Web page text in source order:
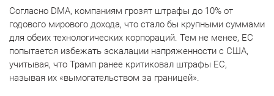
Согласно DMA, компаниям грозят штрафы до 10% от
годового мирового дохода, что стало бы крупными суммами
для обеих технологических корпораций. Тем не менее, ЕС
попытается избежать эскалации напряженности с США,
учитывая, что Трамп ранее критиковал штрафы ЕС,
называя их «вымогательством за границей».